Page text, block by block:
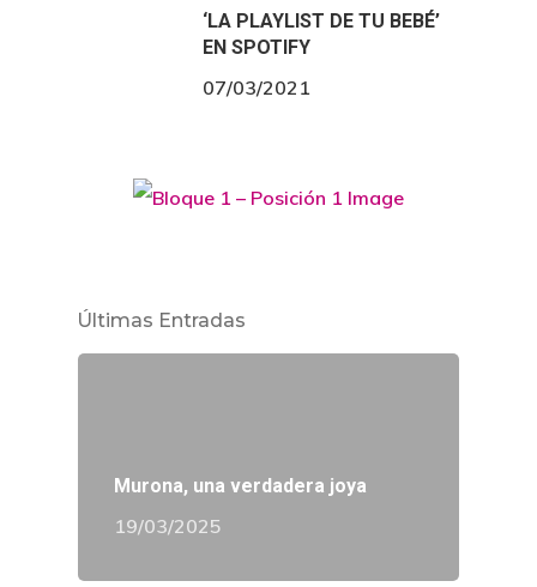
‘LA PLAYLIST DE TU BEBÉ’
EN SPOTIFY
07/03/2021
Últimas Entradas
Murona, una verdadera joya
19/03/2025